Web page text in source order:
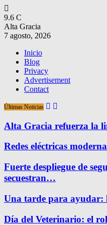
9.6 C
Alta Gracia
7 agosto, 2026
Inicio
Blog
Privacy
Advertisement
Contact
Últimas Noticias
Alta Gracia refuerza la
Redes eléctricas
Fuerte despliegue de
secuestran…
Una tarde para ayudar:
Día del Veterinario: el